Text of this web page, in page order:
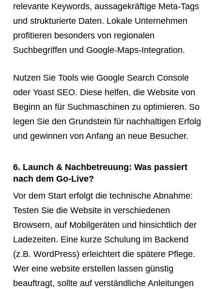
relevante Keywords, aussagekräftige Meta-Tags
und strukturierte Daten. Lokale Unternehmen
profitieren besonders von regionalen
Suchbegriffen und Google-Maps-Integration.
Nutzen Sie Tools wie Google Search Console
oder Yoast SEO. Diese helfen, die Website von
Beginn an für Suchmaschinen zu optimieren. So
legen Sie den Grundstein für nachhaltigen Erfolg
und gewinnen von Anfang an neue Besucher.
6. Launch & Nachbetreuung: Was passiert
nach dem Go-Live?
Vor dem Start erfolgt die technische Abnahme:
Testen Sie die Website in verschiedenen
Browsern, auf Mobilgeräten und hinsichtlich der
Ladezeiten. Eine kurze Schulung im Backend
(z.B. WordPress) erleichtert die spätere Pflege.
Wer eine website erstellen lassen günstig
beauftragt, sollte auf verständliche Anleitungen